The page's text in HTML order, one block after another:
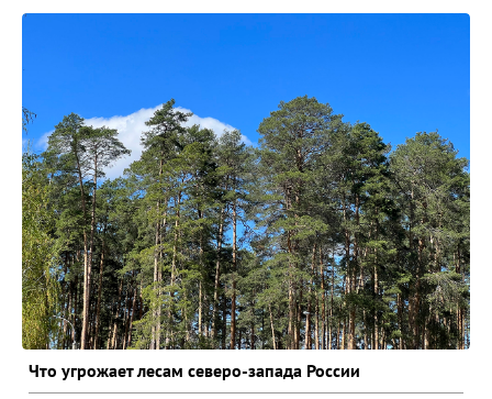
Что угрожает лесам северо-запада России